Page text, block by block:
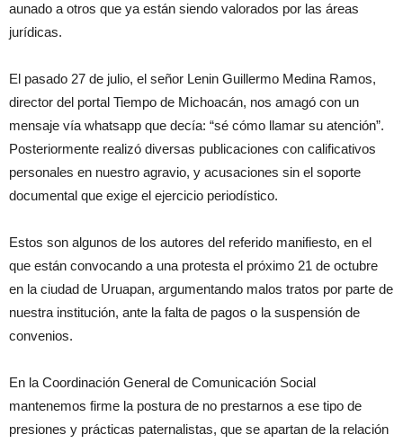
aunado a otros que ya están siendo valorados por las áreas
jurídicas.
El pasado 27 de julio, el señor Lenin Guillermo Medina Ramos,
director del portal Tiempo de Michoacán, nos amagó con un
mensaje vía whatsapp que decía: “sé cómo llamar su atención”.
Posteriormente realizó diversas publicaciones con calificativos
personales en nuestro agravio, y acusaciones sin el soporte
documental que exige el ejercicio periodístico.
Estos son algunos de los autores del referido manifiesto, en el
que están convocando a una protesta el próximo 21 de octubre
en la ciudad de Uruapan, argumentando malos tratos por parte de
nuestra institución, ante la falta de pagos o la suspensión de
convenios.
En la Coordinación General de Comunicación Social
mantenemos firme la postura de no prestarnos a ese tipo de
presiones y prácticas paternalistas, que se apartan de la relación